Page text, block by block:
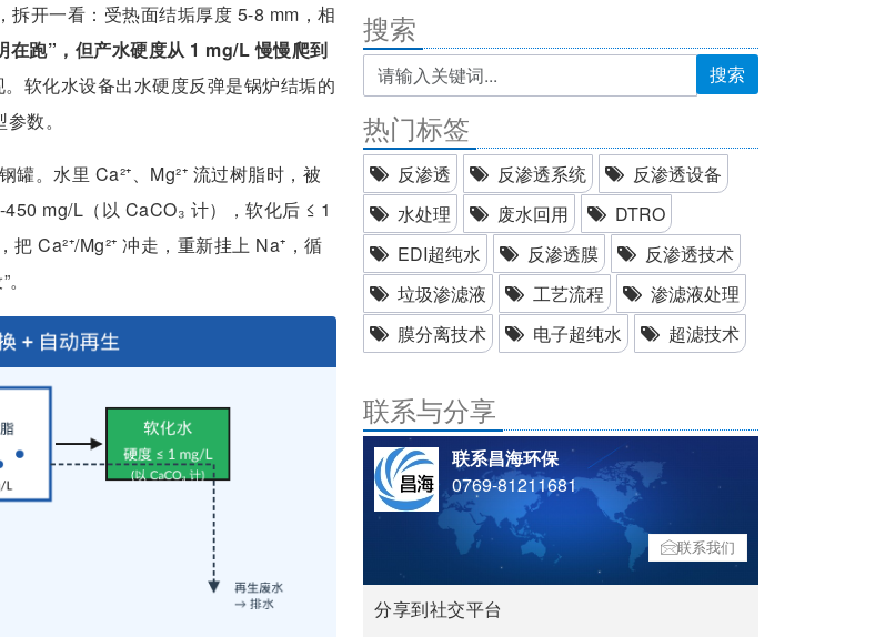
开一看：受热面结垢厚度 5-8 mm，相
在跑”，但产水硬度从 1 mg/L 慢慢爬到
软化水设备出水硬度反弹是锅炉结垢的
数。
罐。水里 Ca²⁺、Mg²⁺ 流过树脂时，被
mg/L（以 CaCO₃ 计），软化后 ≤ 1
，把 Ca²⁺/Mg²⁺ 冲走，重新挂上 Na⁺，循
搜索
搜索
热门标签
反渗透 反渗透系统
反渗透设备
水处理
废水回用
DTRO
EDI超纯水
反渗透膜
反渗透技术
垃圾渗滤液
工艺流程
渗滤液处理
膜分离技术
电子超纯水 超滤技术
联系与分享
联系昌海环保
0769-81211681
联系我们
分享到社交平台